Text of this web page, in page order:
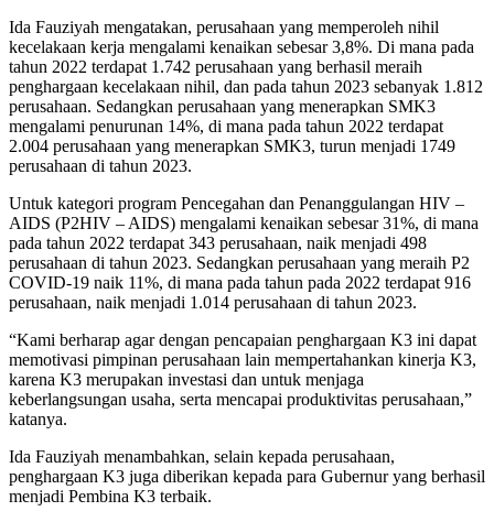
Ida Fauziyah mengatakan, perusahaan yang memperoleh nihil
kecelakaan kerja mengalami kenaikan sebesar 3,8%. Di mana pada
tahun 2022 terdapat 1.742 perusahaan yang berhasil meraih
penghargaan kecelakaan nihil, dan pada tahun 2023 sebanyak 1.812
perusahaan. Sedangkan perusahaan yang menerapkan SMK3
mengalami penurunan 14%, di mana pada tahun 2022 terdapat
2.004 perusahaan yang menerapkan SMK3, turun menjadi 1749
perusahaan di tahun 2023.
Untuk kategori program Pencegahan dan Penanggulangan HIV –
AIDS (P2HIV – AIDS) mengalami kenaikan sebesar 31%, di mana
pada tahun 2022 terdapat 343 perusahaan, naik menjadi 498
perusahaan di tahun 2023. Sedangkan perusahaan yang meraih P2
COVID-19 naik 11%, di mana pada tahun pada 2022 terdapat 916
perusahaan, naik menjadi 1.014 perusahaan di tahun 2023.
“Kami berharap agar dengan pencapaian penghargaan K3 ini dapat
memotivasi pimpinan perusahaan lain mempertahankan kinerja K3,
karena K3 merupakan investasi dan untuk menjaga
keberlangsungan usaha, serta mencapai produktivitas perusahaan,”
katanya.
Ida Fauziyah menambahkan, selain kepada perusahaan,
penghargaan K3 juga diberikan kepada para Gubernur yang berhasil
menjadi Pembina K3 terbaik.